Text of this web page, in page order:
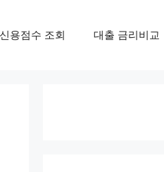
신용점수 조회 대출 금리비교